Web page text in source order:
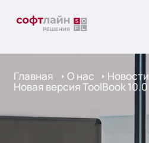
Главная О нас Новости
Новая версия ToolBook 10.0